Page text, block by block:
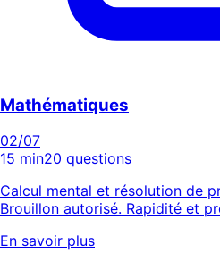
Mathématiques
02/07
15 min20 questions
Calcul mental et résolution de
Brouillon autorisé. Rapidité et
En savoir plus